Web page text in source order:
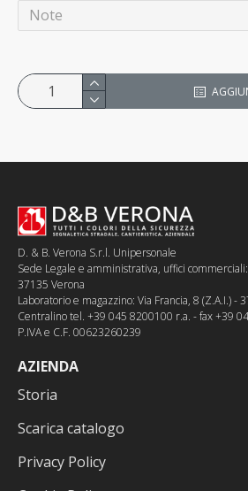
D. & B. Verona S.r.l. Unipersonale
Sede Legale e amministrativa, uffici
37135 Verona
Laboratorio e magazzino: Via Francia, 8 (Z.A.I.) -
Centralino tel. +39 045 8200100 r.a. - fax +39
P.IVA e C.F. 00623260239
AZIENDA
Storia
Scarica catalogo
Privacy Policy